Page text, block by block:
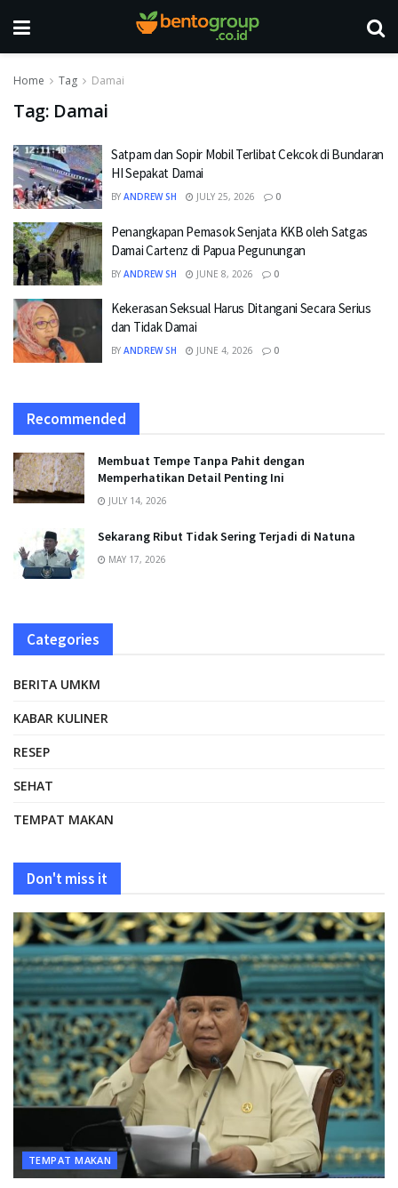
Home Tag Damai
Tag: Damai
Satpam dan Sopir Mobil Terlibat Cekcok di Bundaran
HI Sepakat Damai
BY ANDREW SH JULY 25, 2026 0
Penangkapan Pemasok Senjata KKB oleh Satgas
Damai Cartenz di Papua Pegunungan
BY ANDREW SH JUNE 8, 2026 0
Kekerasan Seksual Harus Ditangani Secara Serius
dan Tidak Damai
BY ANDREW SH JUNE 4, 2026 0
Recommended
Membuat Tempe Tanpa Pahit dengan
Memperhatikan Detail Penting Ini
JULY 14, 2026
Sekarang Ribut Tidak Sering Terjadi di Natuna
MAY 17, 2026
Categories
BERITA UMKM
KABAR KULINER
RESEP
SEHAT
TEMPAT MAKAN
Don't miss it
TEMPAT MAKAN